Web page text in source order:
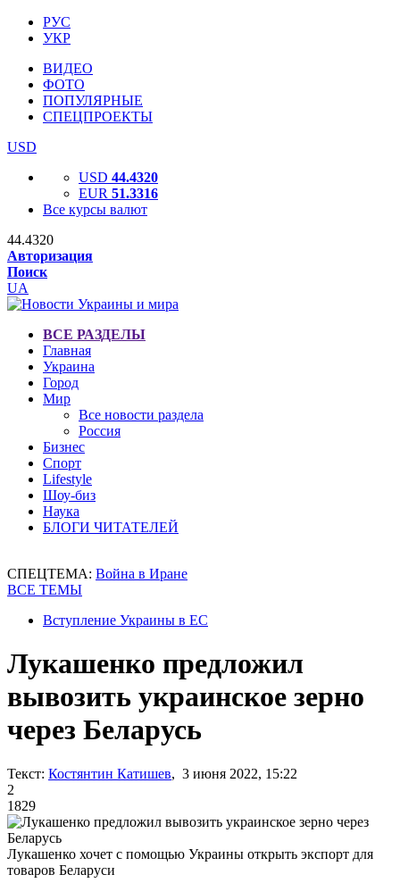
РУС
УКР
ВИДЕО
ФОТО
ПОПУЛЯРНЫЕ
СПЕЦПРОЕКТЫ
USD
USD 44.4320
EUR 51.3316
Все курсы валют
44.4320
Авторизация
Поиск
UA
ВСЕ РАЗДЕЛЫ
Главная
Украина
Город
Мир
Все новости раздела
Россия
Бизнес
Спорт
Lifestyle
Шоу-биз
Наука
БЛОГИ ЧИТАТЕЛЕЙ
СПЕЦТЕМА: Война в Иране
ВСЕ ТЕМЫ
Вступление Украины в ЕС
Лукашенко предложил
вывозить украинское зерно
через Беларусь
Текст: Костянтин Катишев, 3 июня 2022, 15:22
2
1829
Лукашенко хочет с помощью Украины открыть экспорт для
товаров Беларуси